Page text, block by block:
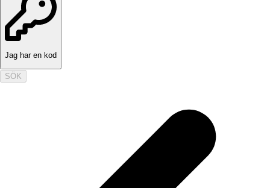
Jag har en kod
SÖK